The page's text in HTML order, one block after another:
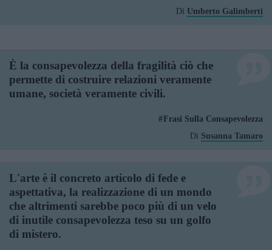
Di Umberto Galimberti
È la consapevolezza della fragilità ciò che
permette di costruire relazioni veramente
umane, società veramente civili.
Frasi Sulla Consapevolezza
Di Susanna Tamaro
L'arte è il concreto articolo di fede e
aspettativa, la realizzazione di un mondo
che altrimenti sarebbe poco più di un velo
di inutile consapevolezza teso su un golfo
di mistero.